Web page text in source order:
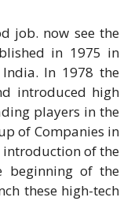
job. now see the
in 1975 in
In 1978 the
introduced high
players in the
of Companies in
introduction of the
beginning of the
these high-tech